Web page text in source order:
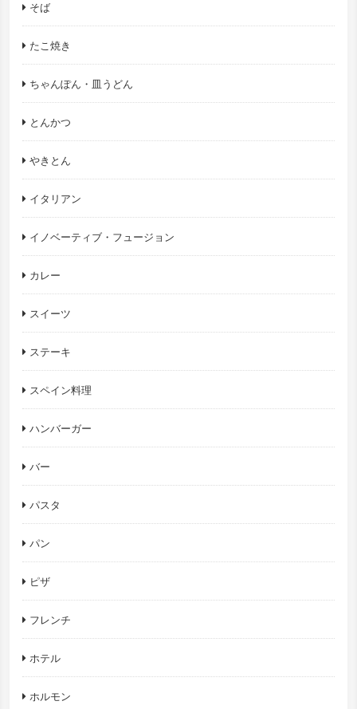
そば
たこ焼き
ちゃんぽん・皿うどん
とんかつ
やきとん
イタリアン
イノベーティブ・フュージョン
カレー
スイーツ
ステーキ
スペイン料理
ハンバーガー
バー
パスタ
パン
ピザ
フレンチ
ホテル
ホルモン